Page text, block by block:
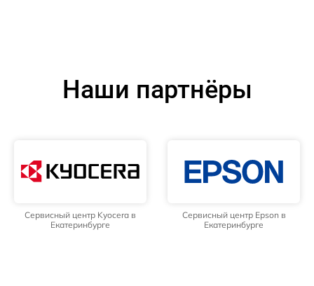
Наши партнёры
Сервисный центр Kyocera в
Екатеринбурге
Сервисный центр Epson в
Екатеринбурге